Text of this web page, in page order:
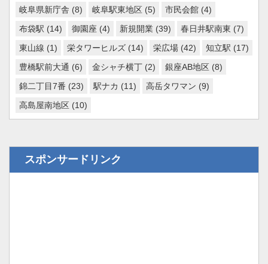
岐阜県新庁舎 (8) 岐阜駅東地区 (5) 市民会館 (4)
布袋駅 (14) 御園座 (4) 新規開業 (39) 春日井駅南東 (7)
東山線 (1) 栄タワーヒルズ (14) 栄広場 (42) 知立駅 (17)
豊橋駅前大通 (6) 金シャチ横丁 (2) 銀座AB地区 (8)
錦二丁目7番 (23) 駅ナカ (11) 高岳タワマン (9)
高島屋南地区 (10)
スポンサードリンク